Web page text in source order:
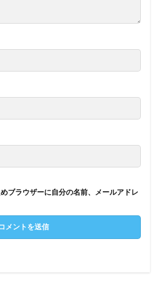
ブラウザーに自分の名前、メールアドレ